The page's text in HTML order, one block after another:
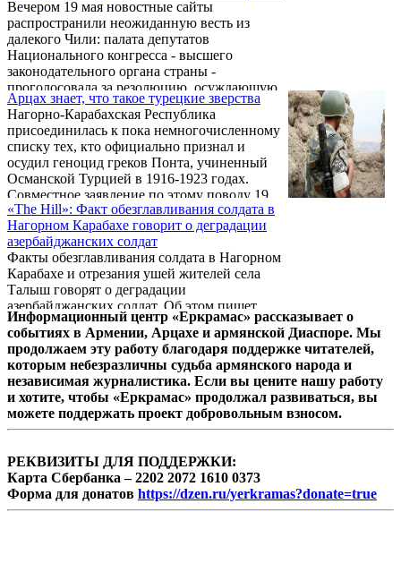
бесплатной еженедельной газете
"Путешественник", призналась в том, что
назовет первого сына Монте.
Вечером 19 мая новостные сайты
раcпространили неожиданную весть из
далекого Чили: палата депутатов
Национального конгресса - высшего
законодательного органа страны -
проголосовала за резолюцию, осуждающую
агрессию Азербайджана против НКР в
апреле нынешнего года. "Агрессия
Азербайджана против Нагорно-
Карабахской Республики – самое грубое
нарушение соглашения о перемирии от
1994 г, а также норм ООН по мирному
разрешению конфликтов", подчеркнуто в
документе, состоящем из 4 пунктов и
единогласно принятом ...
Арцах знает, что такое турецкие зверства
Нагорно-Карабахская Республика
присоединилась к пока немногочисленному
списку тех, кто официально признал и
осудил геноцид греков Понта, учиненный
Османской Турцией в 1916-1923 годах.
Совместное заявление по этому поводу 19
мая – в день 100-летней годовщины
геноцида понтийских греков приняли
фракции Национального собрания НКР.
Заявление подписали все фракции
арцахского парламента – «Родина»,
«Демократия», «Дашнакцутюн»,
«Движение-88» и «Возрождение».
«The Hill»: Факт обезглавливания солдата в
Нагорном Карабахе говорит о деградации
азербайджанских солдат
Факты обезглавливания солдата в Нагорном
Карабахе и отрезания ушей жителей села
Талыш говорят о деградации
азербайджанских солдат. Об этом пишет
«The Hill».
Информационный центр «Еркрамас» рассказывает о
событиях в Армении, Арцахе и армянской Диаспоре. Мы
продолжаем эту работу благодаря поддержке читателей,
которым небезразличны судьба армянского народа и
независимая журналистика. Если вы цените нашу работу
и хотите, чтобы «Еркрамас» продолжал развиваться, вы
можете поддержать проект добровольным взносом.
РЕКВИЗИТЫ ДЛЯ ПОДДЕРЖКИ:
Карта Сбербанка – 2202 2072 1610 0373
Форма для донатов https://dzen.ru/yerkramas?donate=true